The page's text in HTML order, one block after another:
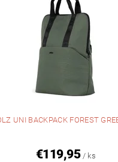
UNI BACKPACK FOREST
€119,95 / ks